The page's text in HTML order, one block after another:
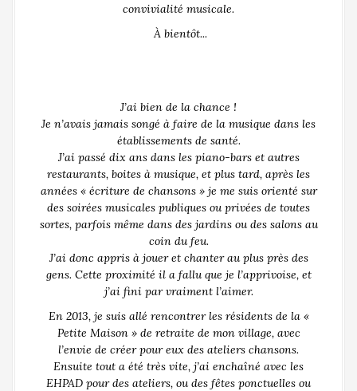
convivialité musicale.
À bientôt...
J’ai bien de la chance !
Je n’avais jamais songé à faire de la musique dans les
établissements de santé.
J’ai passé dix ans dans les piano-bars et autres
restaurants, boites à musique, et plus tard, après les
années « écriture de chansons » je me suis orienté sur
des soirées musicales publiques ou privées de toutes
sortes, parfois même dans des jardins ou des salons au
coin du feu.
J’ai donc appris à jouer et chanter au plus près des
gens. Cette proximité il a fallu que je l’apprivoise, et
j’ai fini par vraiment l’aimer.
En 2013, je suis allé rencontrer les résidents de la «
Petite Maison » de retraite de mon village, avec
l’envie de créer pour eux des ateliers chansons.
Ensuite tout a été très vite, j’ai enchaîné avec les
EHPAD pour des ateliers, ou des fêtes ponctuelles ou